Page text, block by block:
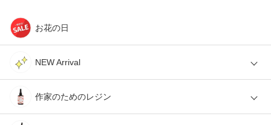
お花の日
NEW Arrival
作家のためのレジン